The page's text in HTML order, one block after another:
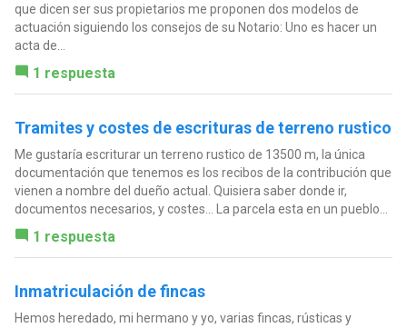
que dicen ser sus propietarios me proponen dos modelos de
actuación siguiendo los consejos de su Notario: Uno es hacer un
acta de...
1 respuesta
Tramites y costes de escrituras de terreno rustico
Me gustaría escriturar un terreno rustico de 13500 m, la única
documentación que tenemos es los recibos de la contribución que
vienen a nombre del dueño actual. Quisiera saber donde ir,
documentos necesarios, y costes... La parcela esta en un pueblo...
1 respuesta
Inmatriculación de fincas
Hemos heredado, mi hermano y yo, varias fincas, rústicas y